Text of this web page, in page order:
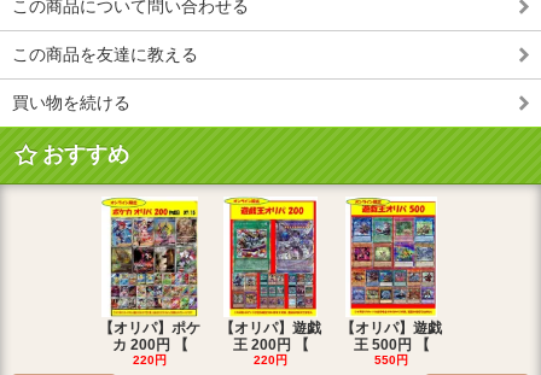
この商品について問い合わせる
この商品を友達に教える
買い物を続ける
おすすめ
【オリパ】ポケ
カ 200円 【
220円
【オリパ】遊戯
王 200円 【
220円
【オリパ】遊戯
王 500円 【
550円